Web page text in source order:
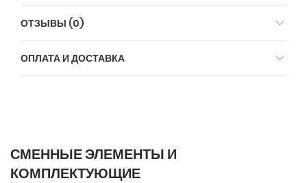
ОТЗЫВЫ (0)
ОПЛАТА И ДОСТАВКА
СМЕННЫЕ ЭЛЕМЕНТЫ И
КОМПЛЕКТУЮЩИЕ